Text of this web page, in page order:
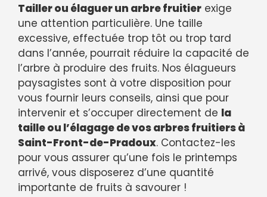
Tailler ou élaguer un arbre fruitier exige
une attention particulière. Une taille
excessive, effectuée trop tôt ou trop tard
dans l’année, pourrait réduire la capacité de
l’arbre à produire des fruits. Nos élagueurs
paysagistes sont à votre disposition pour
vous fournir leurs conseils, ainsi que pour
intervenir et s’occuper directement de la
taille ou l’élagage de vos arbres fruitiers à
Saint-Front-de-Pradoux. Contactez-les
pour vous assurer qu’une fois le printemps
arrivé, vous disposerez d’une quantité
importante de fruits à savourer !